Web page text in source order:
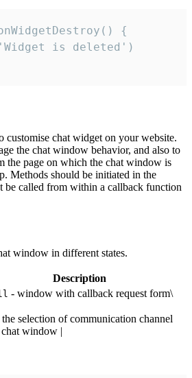
{
is deleted')
customise chat widget on your website.
the chat window behavior, and also to
the page on which the chat window is
Methods should be initiated in the
be called from within a callback function
window in different states.
Description
- window with callback request form\
selection of communication channel
window |